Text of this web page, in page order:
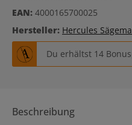
EAN: 4000165700025
Hersteller: Hercules
Du erhältst 14
Beschreibung